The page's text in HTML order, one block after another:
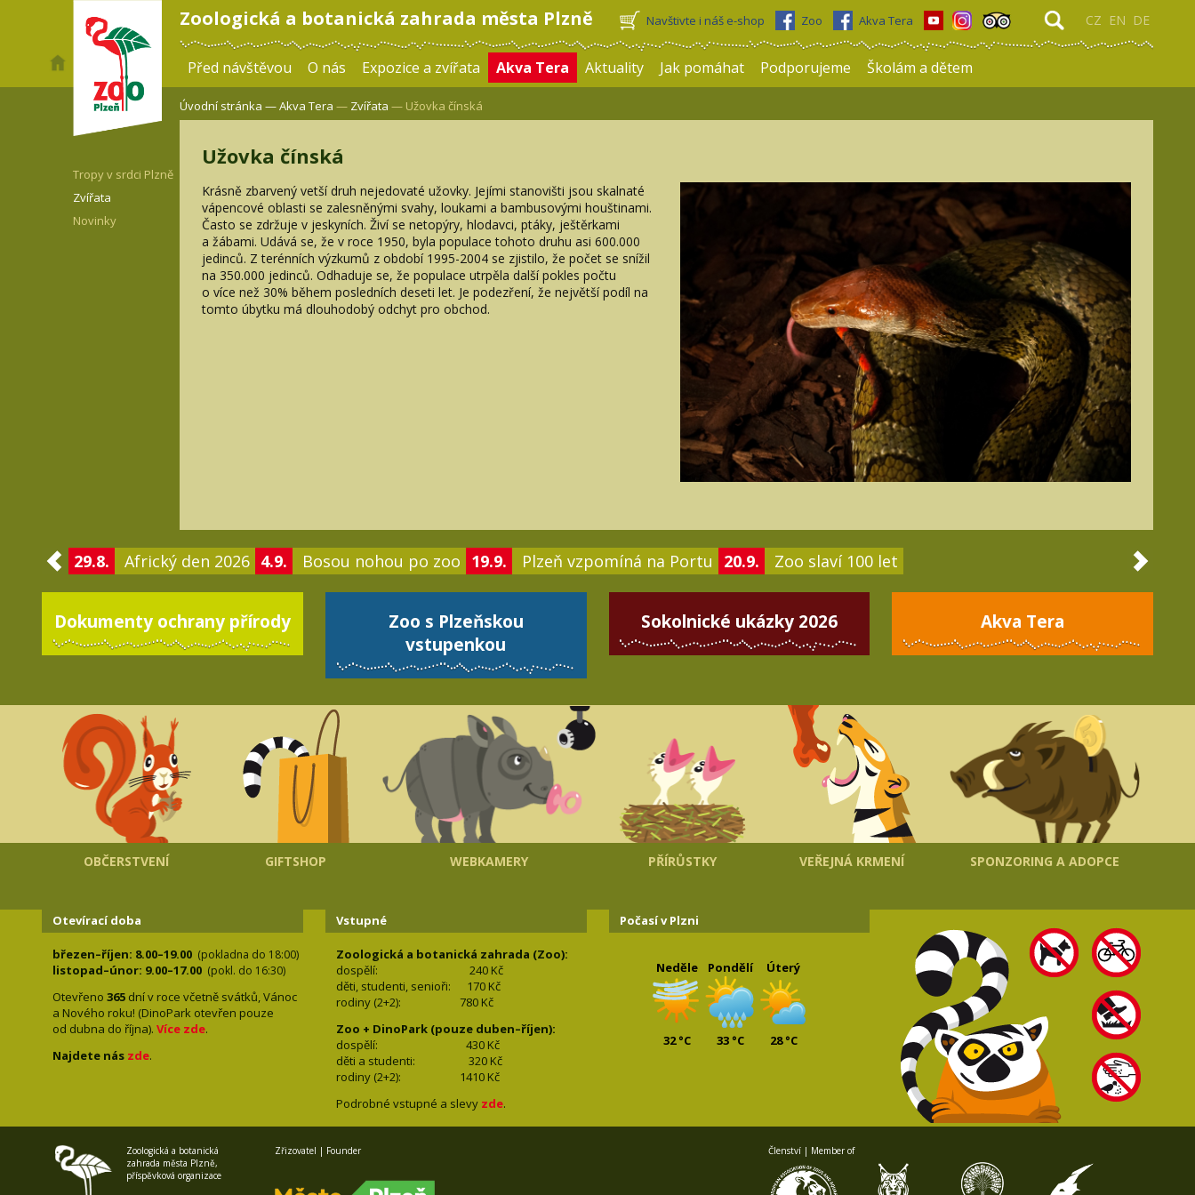
Zoologická a botanická zahrada města Plzně CZ EN DE
Navštivte i náš e-shop Zoo Akva Tera
Před návštěvou O nás Expozice a zvířata Akva Tera Aktuality Jak pomáhat Podporujeme Školám a dětem
Tropy v srdci Plzně
Zvířata
Novinky
Úvodní stránka —Akva Tera — Zvířata — Užovka čínská
Užovka čínská
Krásně zbarvený vetší druh nejedovaté užovky. Jejími stanovišti jsou skalnaté
vápencové oblasti se zalesněnými svahy, loukami a bambusovými houštinami.
Často se zdržuje v jeskyních. Živí se netopýry, hlodavci, ptáky, ještěrkami
a žábami. Udává se, že v roce 1950, byla populace tohoto druhu asi 600.000
jedinců. Z terénních výzkumů z období 1995-2004 se zjistilo, že počet se snížil
na 350.000 jedinců. Odhaduje se, že populace utrpěla další pokles počtu
o více než 30% během posledních deseti let. Je podezření, že největší podíl na
tomto úbytku má dlouhodobý odchyt pro obchod.
29.8. Africký den 2026 4.9. Bosou nohou po zoo 19.9. Plzeň vzpomíná na Portu 20.9. Zoo slaví 100 let
Dokumenty ochrany přírody
Zoo s Plzeňskou
vstupenkou
Sokolnické ukázky 2026 Akva Tera
OBČERSTVENÍ GIFTSHOP WEBKAMERY PŘÍRŮSTKY VEŘEJNÁ KRMENÍ SPONZORING A ADOPCE
Otevírací doba
březen–říjen: 8.00–19.00 (pokladna do 18:00)
listopad–únor: 9.00–17.00 (pokl. do 16:30)
Otevřeno 365 dní v roce včetně svátků, Vánoc
a Nového roku! (DinoPark otevřen pouze
od dubna do října). Více zde.
Najdete nás zde.
Vstupné
Zoologická a botanická zahrada (Zoo):
dospělí:
240 Kč
děti, studenti, senioři: 170Kč
rodiny (2+2): 780Kč
Zoo + DinoPark (pouze duben–říjen):
dospělí: 430Kč
děti a studenti: 320 Kč
rodiny (2+2): 1410 Kč
Podrobné vstupné a slevy zde.
Počasí v Plzni
Neděle
32 °C
Pondělí
33 °C
Úterý
28 °C
Zoologická a botanická
zahrada města Plzně,
příspěvková organizace
Zřizovatel | Founder Členství | Member of